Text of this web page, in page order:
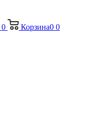
0 Корзина0 0